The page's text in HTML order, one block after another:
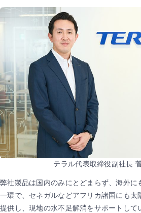
テラル代表取締役副社長
弊社製品は国内のみにとどまらず、海外に
一環で、セネガルなどアフリカ諸国にも太
提供し、現地の水不足解消をサポートして